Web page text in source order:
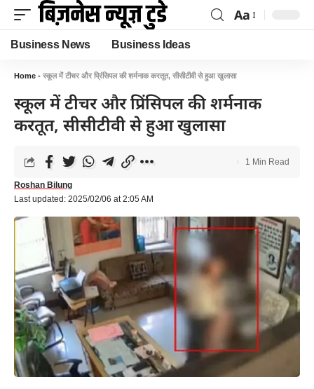
Aa
Business News Business Ideas
Home - स्कूल में टीचर और प्रिंसिपल की शर्मनाक करतूत, सीसीटीवी से हुआ खुलासा
स्कूल में टीचर और प्रिंसिपल की शर्मनाक
करतूत, सीसीटीवी से हुआ खुलासा
Last updated: 2025/02/06 at 2:05 AM
Roshan Bilung
1 Min Read